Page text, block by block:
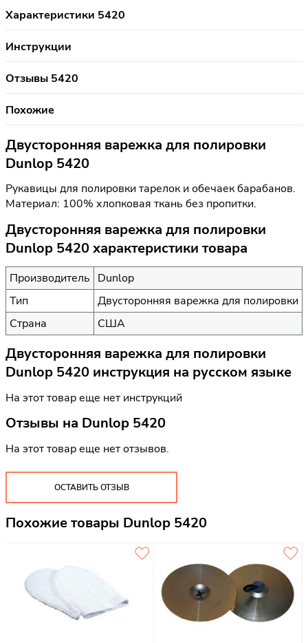
Характеристики 5420
Инструкции
Отзывы 5420
Похожие
Двусторонняя варежка для полировки
Dunlop 5420
Рукавицы для полировки тарелок и обечаек барабанов.
Материал: 100% хлопковая ткань без пропитки.
Двусторонняя варежка для полировки
Dunlop 5420 характеристики товара
Производитель Dunlop
Тип
Двусторонняя варежка для полировки
Страна
США
Двусторонняя варежка для полировки
Dunlop 5420 инструкция на русском языке
На этот товар еще нет инструкций
Отзывы на Dunlop 5420
На этот товар еще нет отзывов.
ОСТАВИТЬ ОТЗЫВ
Похожие товары Dunlop 5420